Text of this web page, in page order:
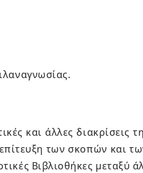
και άλλες διακρίσεις
των σκοπών και
Βιβλιοθήκες μεταξύ